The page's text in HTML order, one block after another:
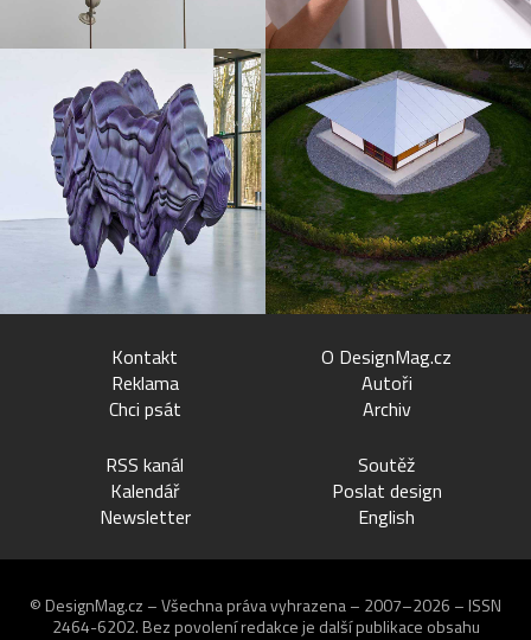
Kontakt
Reklama
Chci psát
O DesignMag.cz
Autoři
Archiv
RSS kanál
Kalendář
Newsletter
Soutěž
Poslat design
English
© DesignMag.cz – Všechna práva vyhrazena – 2007–2026 – ISSN
2464-6202. Bez povolení redakce je další publikace obsahu